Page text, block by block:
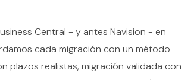
Central - y antes Navision - en
cada migración con un método
plazos realistas, migración validada con